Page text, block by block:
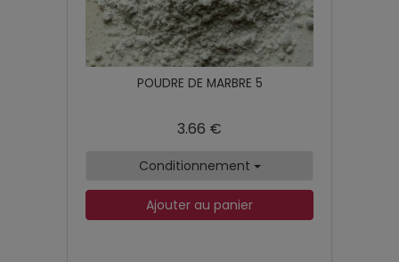
POUDRE DE MARBRE 5
3.66 €
Conditionnement
Ajouter au panier